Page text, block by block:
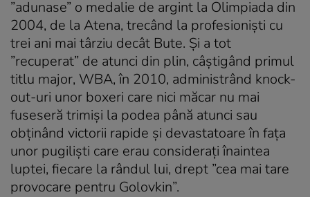
”adunase” o medalie de argint la Olimpiada din
2004, de la Atena, trecând la profesionişti cu
trei ani mai târziu decât Bute. Şi a tot
”recuperat” de atunci din plin, câştigând primul
titlu major, WBA, în 2010, administrând knock-
out-uri unor boxeri care nici măcar nu mai
fuseseră trimişi la podea până atunci sau
obţinând victorii rapide şi devastatoare în faţa
unor pugilişti care erau consideraţi înaintea
luptei, fiecare la rândul lui, drept ”cea mai tare
provocare pentru Golovkin”.